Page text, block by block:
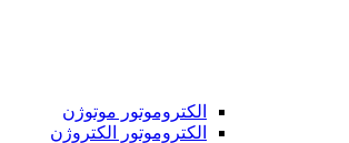
الکتروموتور موتوژن
الکتروموتور الکتروژن